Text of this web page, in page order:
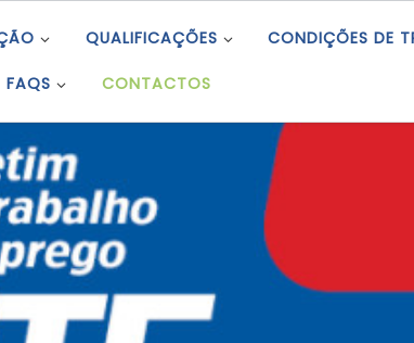
QUALIFICAÇÕES CONDIÇÕES DE
FAQS CONTACTOS